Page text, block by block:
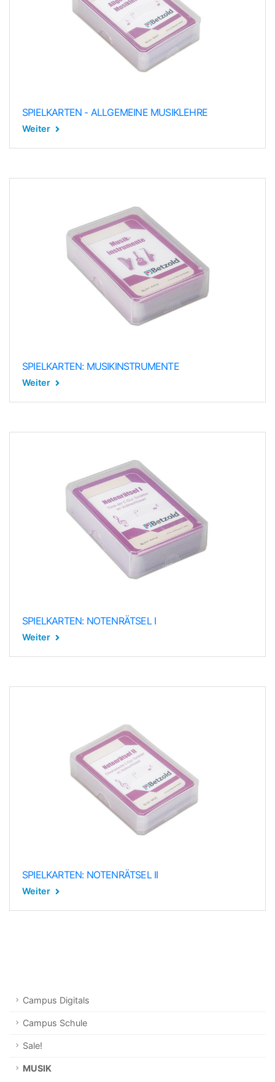
Campus Digitals
Campus Schule
Sale!
MUSIK
SPIELKARTEN - ALLGEMEINE MUSIKLEHRE
Weiter
SPIELKARTEN: MUSIKINSTRUMENTE
Weiter
SPIELKARTEN: NOTENRÄTSEL I
Weiter
SPIELKARTEN: NOTENRÄTSEL II
Weiter